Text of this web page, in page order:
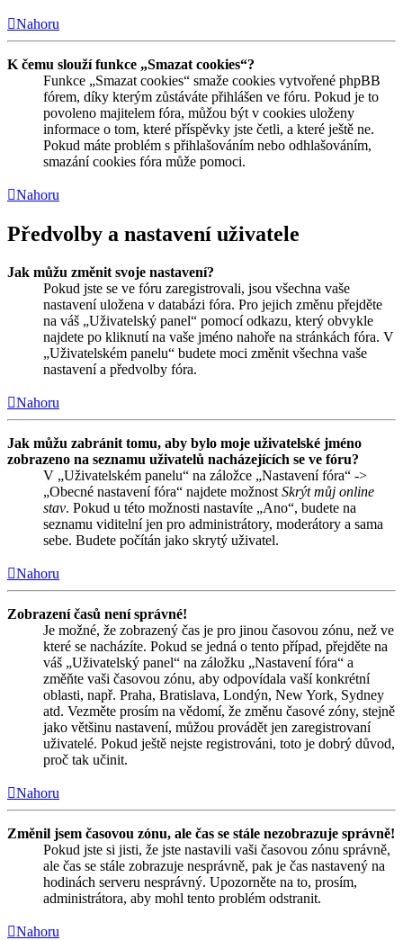
Nahoru
K čemu slouží funkce „Smazat cookies“?
Funkce „Smazat cookies“ smaže cookies vytvořené phpBB
fórem, díky kterým zůstáváte přihlášen ve fóru. Pokud je to
povoleno majitelem fóra, můžou být v cookies uloženy
informace o tom, které příspěvky jste četli, a které ještě ne.
Pokud máte problém s přihlašováním nebo odhlašováním,
smazání cookies fóra může pomoci.
Nahoru
Předvolby a nastavení uživatele
Jak můžu změnit svoje nastavení?
Pokud jste se ve fóru zaregistrovali, jsou všechna vaše
nastavení uložena v databázi fóra. Pro jejich změnu přejděte
na váš „Uživatelský panel“ pomocí odkazu, který obvykle
najdete po kliknutí na vaše jméno nahoře na stránkách fóra. V
„Uživatelském panelu“ budete moci změnit všechna vaše
nastavení a předvolby fóra.
Nahoru
Jak můžu zabránit tomu, aby bylo moje uživatelské jméno
zobrazeno na seznamu uživatelů nacházejících se ve fóru?
V „Uživatelském panelu“ na záložce „Nastavení fóra“ ->
„Obecné nastavení fóra“ najdete možnost Skrýt můj online
stav. Pokud u této možnosti nastavíte „Ano“, budete na
seznamu viditelní jen pro administrátory, moderátory a sama
sebe. Budete počítán jako skrytý uživatel.
Nahoru
Zobrazení časů není správné!
Je možné, že zobrazený čas je pro jinou časovou zónu, než ve
které se nacházíte. Pokud se jedná o tento případ, přejděte na
váš „Uživatelský panel“ na záložku „Nastavení fóra“ a
změňte vaši časovou zónu, aby odpovídala vaší konkrétní
oblasti, např. Praha, Bratislava, Londýn, New York, Sydney
atd. Vezměte prosím na vědomí, že změnu časové zóny, stejně
jako většinu nastavení, můžou provádět jen zaregistrovaní
uživatelé. Pokud ještě nejste registrováni, toto je dobrý důvod,
proč tak učinit.
Nahoru
Změnil jsem časovou zónu, ale čas se stále nezobrazuje správně!
Pokud jste si jisti, že jste nastavili vaši časovou zónu správně,
ale čas se stále zobrazuje nesprávně, pak je čas nastavený na
hodinách serveru nesprávný. Upozorněte na to, prosím,
administrátora, aby mohl tento problém odstranit.
Nahoru